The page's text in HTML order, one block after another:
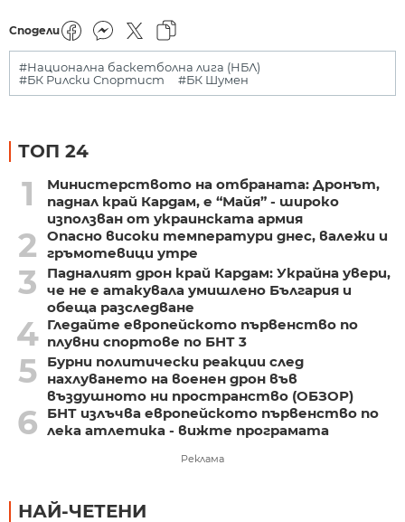
Сподели
#Национална баскетболна лига (НБЛ)
#БК Рилски Спортист
#БК Шумен
ТОП 24
1
Министерството на отбраната: Дронът,
паднал край Кардам, е “Майя” - широко
използван от украинската армия
2
Опасно високи температури днес, валежи и
гръмотевици утре
3
Падналият дрон край Кардам: Украйна увери,
че не е атакувала умишлено България и
обеща разследване
4 Гледайте европейското първенство по
плувни спортове по БНТ 3
5
Бурни политически реакции след
нахлуването на военен дрон във
въздушното ни пространство (ОБЗОР)
6
БНТ излъчва европейското първенство по
лека атлетика - вижте програмата
Реклама
НАЙ-ЧЕТЕНИ